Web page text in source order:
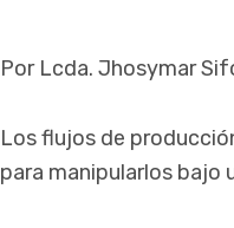
Por Lcda. Jhosymar
Los flujos de
para manipularlos bajo